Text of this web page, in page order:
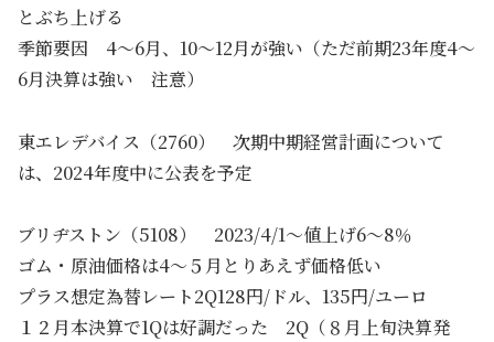
とぶち上げる
季節要因 4～6月、10～12月が強い（ただ前期23年度4～
6月決算は強い 注意）
東エレデバイス（2760） 次期中期経営計画について
は、2024年度中に公表を予定
ブリヂストン（5108） 2023/4/1～値上げ6～8％
ゴム・原油価格は4～５月とりあえず価格低い
プラス想定為替レート2Q128円/ドル、135円/ユーロ
１２月本決算で1Qは好調だった 2Q（８月上旬決算発